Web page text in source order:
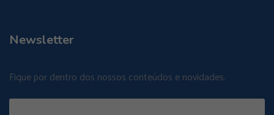
Newsletter
Fique por dentro dos nossos conteúdos e novidades.